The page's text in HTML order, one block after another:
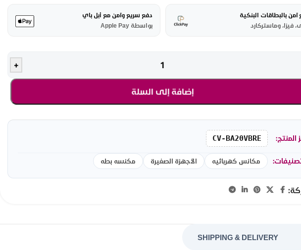
آمن بالبطاقات البنكية
فيزا، وماستركارد
دفع سريع وآمن مع أبل باي
بواسطة Apple Pay
+
إضافة إلى السلة
المنتج: CV-BA20VBRE
مكانس كهربائيه الأجهزة الصغيرة مكنسه بطه
SHIPPING & DELIVERY